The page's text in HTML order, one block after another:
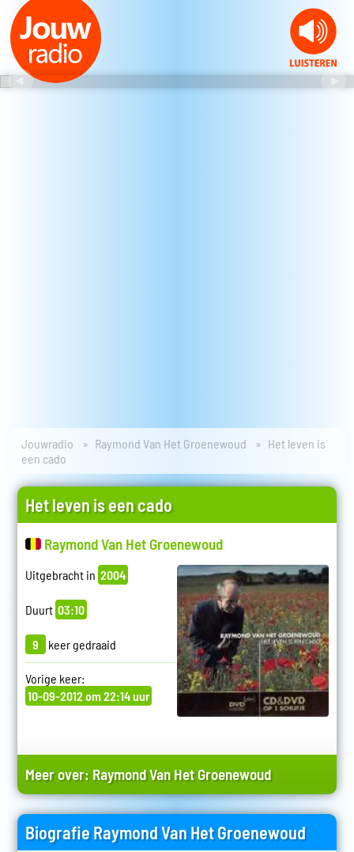
Jouwradio Raymond Van Het Groenewoud
Het leven is
een cado
Het leven is een cado
Raymond Van Het Groenewoud
Uitgebracht in 2004
Duurt 03:10
9 keer gedraaid
Vorige keer:
10-09-2012 om 22:14 uur
Meer over: Raymond Van Het Groenewoud
Biografie Raymond Van Het Groenewoud